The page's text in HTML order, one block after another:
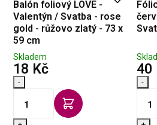
Balón foliový LOVE -
Valentýn / Svatba - rose
gold - růžovo zlatý - 73 x
59 cm
Skladem
18 Kčs DPH
-
40
-